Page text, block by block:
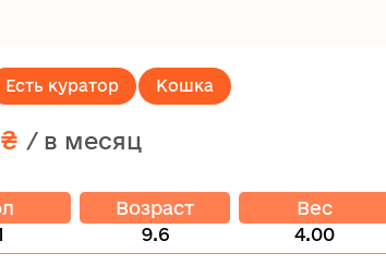
Есть куратор Кошка
₴/ в месяц
Возраст
9.6
Вес
4.00